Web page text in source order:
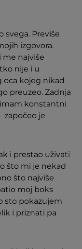
svega. Previše
izgovora.
me najviše
nije i u
kojeg nikad
preuzeo. Zadnja
konstantni
započeo je
i prestao uživati
što mi je nekad
što najviše
moj boks
sto pokazujem
i priznati pa